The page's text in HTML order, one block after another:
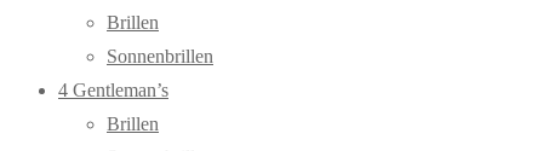
Brillen
Sonnenbrillen
4 Gentleman’s
Brillen